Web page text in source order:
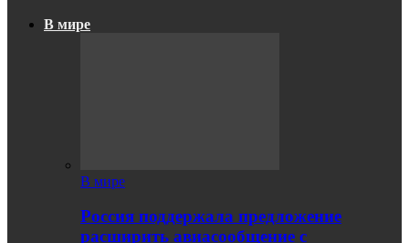
В мире
В мире
Россия поддержала предложение
расширить авиасообщение с